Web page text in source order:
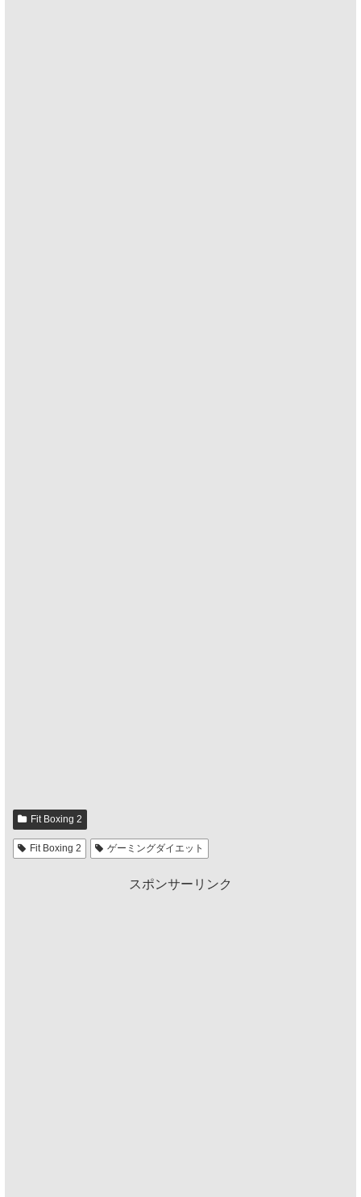
Fit Boxing 2
Fit Boxing 2 ゲーミングダイエット
スポンサーリンク